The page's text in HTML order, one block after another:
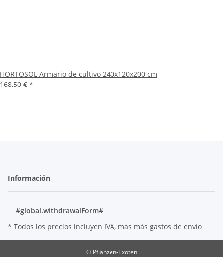
HORTOSOL Armario de cultivo 240x120x200 cm
168,50 € *
Información
#global.withdrawalForm#
* Todos los precios incluyen IVA, mas más gastos de envío
© Pflanzen-Exoten